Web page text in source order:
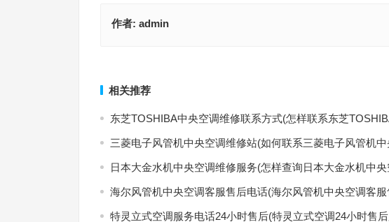
作者: admin
相关推荐
东芝TOSHIBA中央空调维修联系方式(怎样联系东芝
三菱电子风管机中央空调维修站(如何联系三菱电子风管机
日本大金水机中央空调维修服务(怎样查询日本大金水机中
海尔风管机中央空调客服售后电话(海尔风管机中央空调客
特灵立式空调服务电话24小时售后(特灵立式空调24小时售